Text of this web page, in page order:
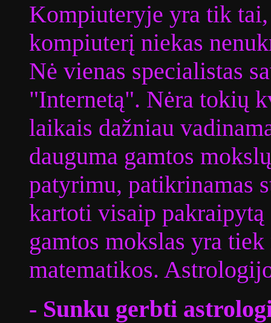
Kompiuteryje yra tik
kompiuterį niekas
Nė vienas specialistas
"Internetą". Nėra tokių
laikais dažniau
dauguma gamtos
patyrimu, patikrinamas
kartoti visaip
gamtos mokslas yra
matematikos.
- Sunku gerbti